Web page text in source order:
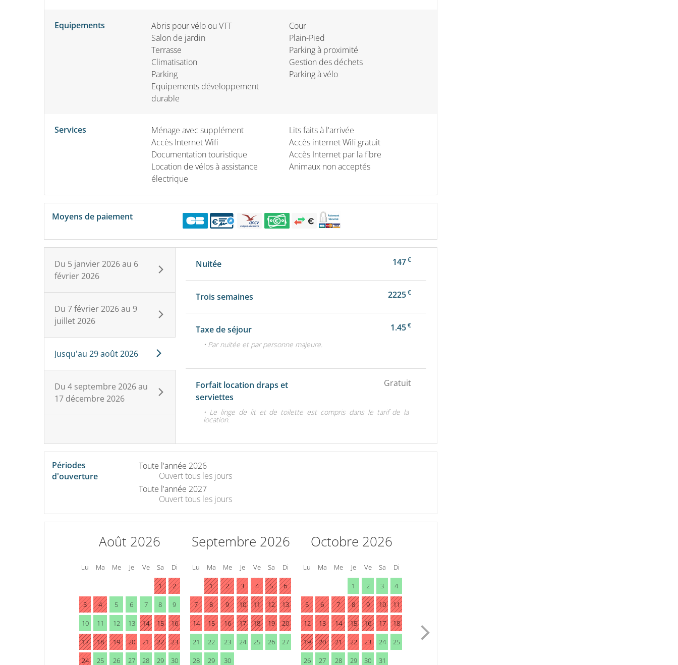
Equipements
Abris pour vélo ou VTT
Salon de jardin
Terrasse
Climatisation
Parking
Equipements développement
durable
Cour
Plain-Pied
Parking à proximité
Gestion des déchets
Parking à vélo
Services
Ménage avec supplément
Accès Internet Wifi
Documentation touristique
Location de vélos à assistance
électrique
Lits faits à l'arrivée
Accès internet Wifi gratuit
Accès Internet par la fibre
Animaux non acceptés
Moyens de paiement
Du 5 janvier 2026au 6
février 2026
Du 7 février 2026au 9
juillet 2026
Jusqu'au 29 août 2026
Du 4 septembre 2026au
17 décembre 2026
Nuitée 147€
Trois semaines 2225€
Taxe de séjour 1.45€
• Par nuitée et par personne majeure.
Forfait location draps et
serviettes
Gratuit
• Le linge de lit et de toilette est compris dans le tarif de la
location.
Périodes
d'ouverture
Toute l'année 2026
Ouverttous les jours
Toute l'année 2027
Ouverttous les jours
Août 2026
Lu Ma Me Je Ve Sa Di
1 2
3 4 5 6 7 8 9
10 11 12 13 14 15 16
17 18 19 20 21 22 23
24 25 26 27 28 29 30
Septembre 2026
Lu Ma Me Je Ve Sa Di
1 2 3 4 5 6
7 8 9 10 11 12 13
14 15 16 17 18 19 20
21 22 23 24 25 26 27
28 29 30
Octobre 2026
Lu Ma Me Je Ve Sa Di
1 2 3 4
5 6 7 8 9 10 11
12 13 14 15 16 17 18
19 20 21 22 23 24 25
26 27 28 29 30 31